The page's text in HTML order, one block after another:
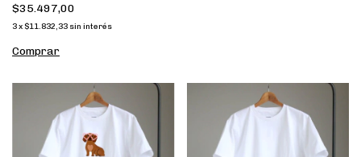
$35.497,00
3x $11.832,33 sin interés
Comprar